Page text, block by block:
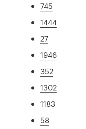
745
1444
27
1946
352
1302
1183
58